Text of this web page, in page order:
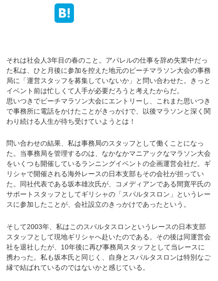
それは社会人3年目の春のこと。アパレルの仕事を辞め失業中だっ
た私は、ひと月後に参加を控えた地元のビーチマラソン大会の事務
局に「運営スタッフを募集していないか」と問い合わせた。きっと
イベント前は忙しくて人手が必要だろうと考えたからだ。
思いつきでビーチマラソン大会にエントリーし、これまた思いつき
で事務所に電話をかけたことがきっかけで、以後マラソンと深く関
わり続ける人生が待ち受けていようとは！
問い合わせの結果、私は事務局のスタッフとして働くことになっ
た。当事務局を管理するのは、なかなかマニアックなマラソン大会
をいくつも開催しているランニングイベントの企画運営会社だ。ギ
リシャで開催される海外レースの日本支部もその会社が担ってい
た。同社代表である坂本雄次氏が、コメディアンである間寛平氏の
サポートスタッフとしてギリシャの「スパルタスロン」というレー
スに参加したことが、会社設立のきっかけであったという。
そして2003年、私はこのスパルタスロンというレースの日本支部
スタッフとして現地ギリシャへ赴いたのである。その後は同運営会
社を退社したが、10年後に再び事務局スタッフとして当レースに
携わった。私も坂本氏と同じく、自身とスパルタスロンは特別なご
縁で結ばれているのではないかと感じている。